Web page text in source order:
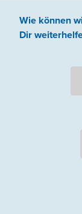
Wie können
Dir